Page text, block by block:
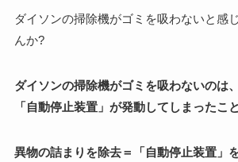
ダイソンの掃除機がゴミを吸わないと感
んか?
ダイソンの掃除機がゴミを吸わないのは
「自動停止装置」が発動してしまったこ
異物の詰まりを除去＝「自動停止装置」